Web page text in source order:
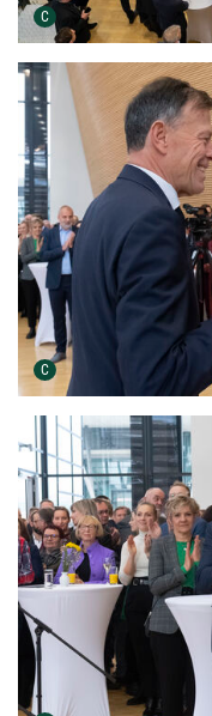
C Urheber der Grafik:
C Urheber der Grafik: